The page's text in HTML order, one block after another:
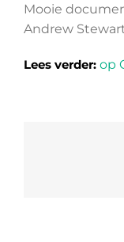
Mooie
Andrew
Lees verder: op